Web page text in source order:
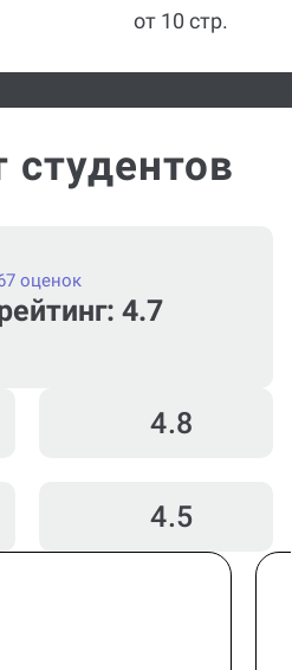
от 10 стр.
4.7
оценок
4.8
4.5